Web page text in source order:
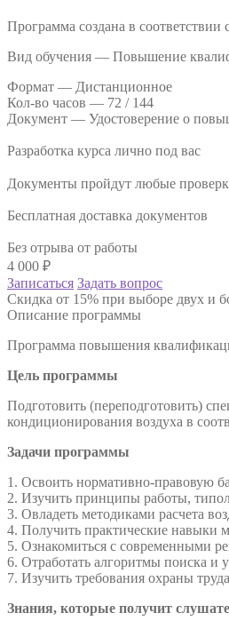
Программа создана в
Вид обучения — Повышение
Формат — Дистанционное
Кол-во часов — 72 / 144
Документ — Удостоверение о
Разработка курса лично под вас
Документы пройдут любые
Бесплатная доставка документов
Без отрыва от работы
4 000 ₽
Записаться Задать вопрос
Скидка от 15% при выборе двух и
Описание программы
Программа повышения
Цель программы
Подготовить (переподготовить)
кондиционирования воздуха в
Задачи программы
1. Освоить нормативно-правовую
2. Изучить принципы работы,
3. Овладеть методиками расчета
4. Получить практические навыки
5. Ознакомиться с современными
6. Отработать алгоритмы поиска и
7. Изучить требования охраны
Знания, которые получит